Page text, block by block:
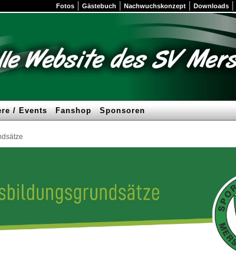
Fotos Gästebuch Nachwuchskonzept Downloads
/ Events Fanshop Sponsoren